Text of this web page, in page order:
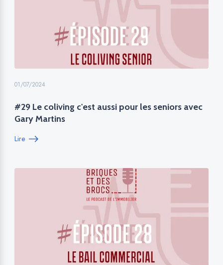
01/07/2024
#29 Le coliving c'est aussi pour les seniors avec
Gary Martins
Lire